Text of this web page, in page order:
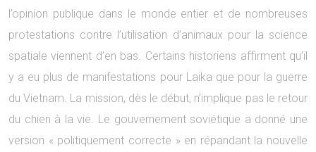
l’opinion publique dans le monde entier et de nombreuses
protestations contre l’utilisation d’animaux pour la science
spatiale viennent d’en bas. Certains historiens affirment qu’il
y a eu plus de manifestations pour Laika que pour la guerre
du Vietnam. La mission, dès le début, n’implique pas le retour
du chien à la vie. Le gouvernement soviétique a donné une
version « politiquement correcte » en répandant la nouvelle